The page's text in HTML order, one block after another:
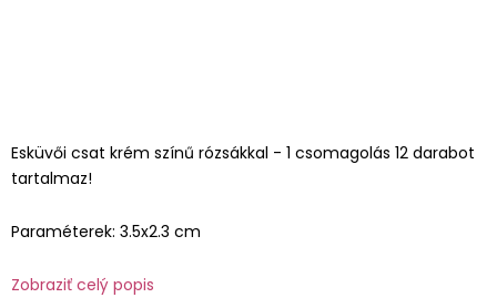
Esküvői csat krém színű rózsákkal - 1 csomagolás 12 darabot
tartalmaz!
Paraméterek: 3.5x2.3 cm
Zobraziť celý popis